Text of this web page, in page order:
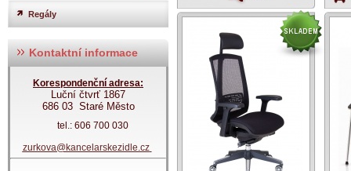
Regály
Kontaktní informace
Korespondenční adresa:
Luční čtvrť 1867
686 03 Staré Město
tel.: 606 700 030
zurkova@kancelarskezidle.cz